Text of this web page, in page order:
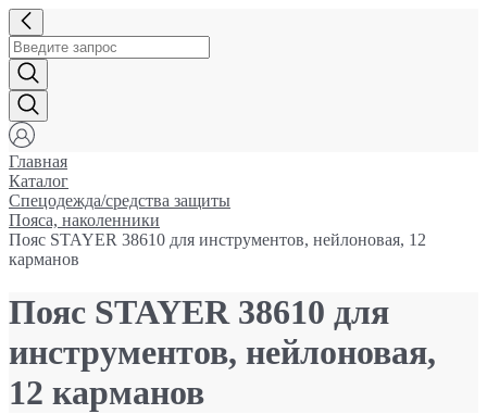
Главная
Каталог
Спецодежда/средства защиты
Пояса, наколенники
Пояс STAYER 38610 для инструментов, нейлоновая, 12
карманов
Пояс STAYER 38610 для
инструментов, нейлоновая,
12 карманов